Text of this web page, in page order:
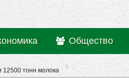
Общество
12500 тонн молока